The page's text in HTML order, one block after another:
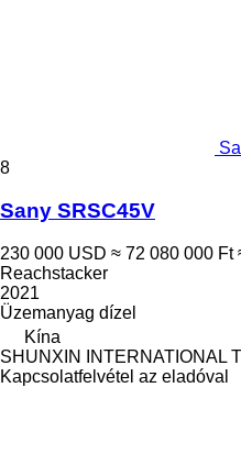
8
Sany SRSC45V
230 000 USD ≈ 72 080 000 Ft
Reachstacker
2021
Üzemanyag dízel
Kína
SHUNXIN INTERNATIONAL
Kapcsolatfelvétel az eladóval